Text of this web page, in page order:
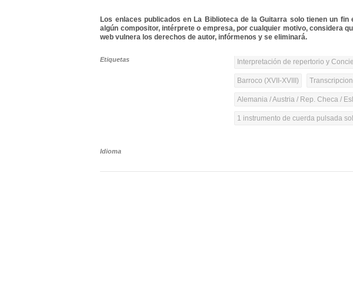
Los enlaces publicados en La Biblioteca de la Guitarra solo tienen un
algún compositor, intérprete o empresa, por cualquier motivo, considera
web vulnera los derechos de autor, infórmenos y se eliminará.
Etiquetas Interpretación de repertorio y
Barroco (XVII-XVIII)
Alemania / Austria / Rep. Checa /
1 instrumento de cuerda pulsada
Idioma